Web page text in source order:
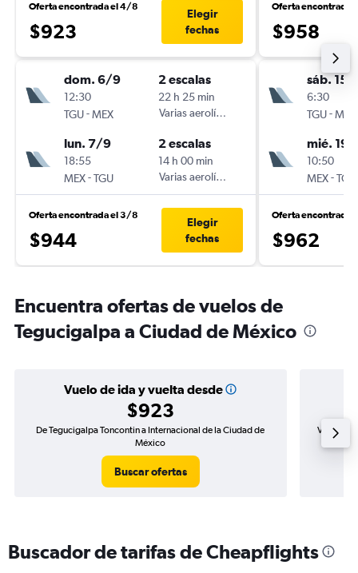
Oferta encontrada el 4/8
$923
Elegir
fechas
dom. 6/9
12:30
TGU-MEX
2 escalas
22 h 25 min
Varias aerolíneas
lun. 7/9
18:55
MEX-TGU
2 escalas
14 h 00 min
Varias aerolíneas
Oferta encontrada el 3/8
$944
Elegir
fechas
Oferta encontrada
$958
sáb. 15/
6:30
TGU-MEX
mié.
10:50
MEX-TGU
Oferta encontrada
$962
Encuentra ofertas de vuelos de
Tegucigalpa a Ciudad de México
Vuelo de ida y vuelta desde
$923
De Tegucigalpa Toncontin a Internacional de la Ciudad de
México
Buscar ofertas
Vuelo de
Buscador de tarifas de Cheapflights